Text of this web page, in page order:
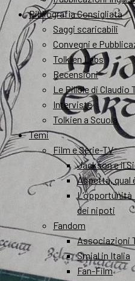
Bibliografia Consigliata
Saggi scaricabili
Convegni e
Tolkien Labs
Recensioni
Le Pillole di Claudio
Interviste
Tolkien a Scuola
Temi
Film e Serie-TV
Jackson e il
Aspetta, qual
dei nipoti
Fandom
Associazioni
Smial in Italia
Fan-Film